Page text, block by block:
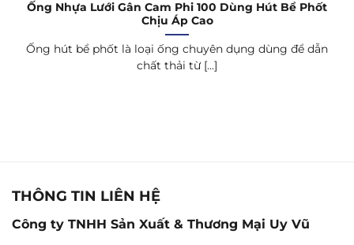
Ống Nhựa Lưới Gân Cam Phi 100 Dùng Hút Bể Phốt
Chịu Áp Cao
Ống hút bể phốt là loại ống chuyên dụng dùng để dẫn
chất thải từ [...]
THÔNG TIN LIÊN HỆ
Công ty TNHH Sản Xuất & Thương Mại Uy Vũ